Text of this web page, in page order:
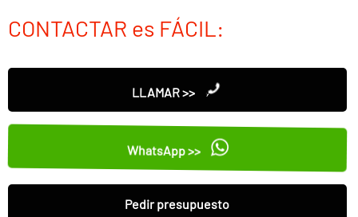
CONTACTAR es FÁCIL:
LLAMAR >>
WhatsApp >>
Pedir presupuesto